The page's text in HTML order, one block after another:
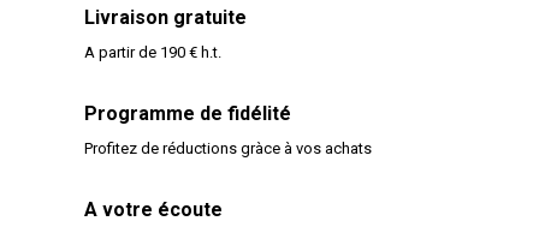
Livraison gratuite
A partir de 190 € h.t.
Programme de fidélité
Profitez de réductions gràce à vos achats
A votre écoute